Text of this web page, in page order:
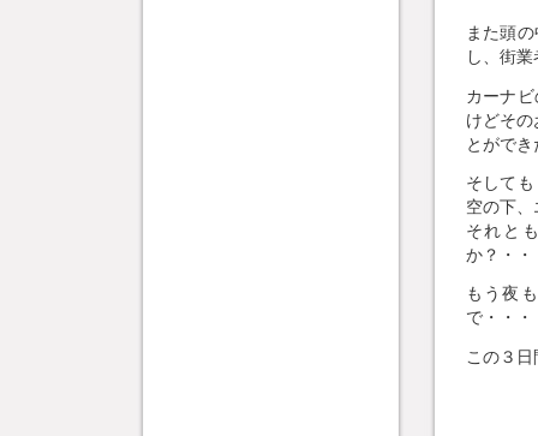
また頭
し、街
カーナ
けどそ
とがで
そして
空の下
それと
か？・・
もう夜
で・・・
この３日